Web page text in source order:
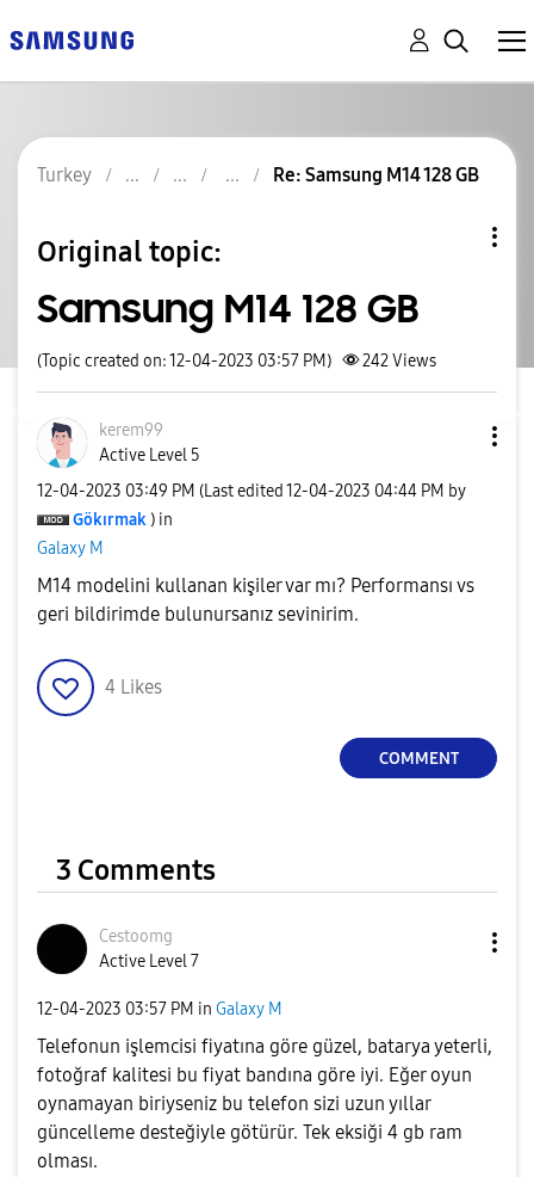
Turkey Re: Samsung M14 128 GB
Original topic:
Samsung M14 128 GB
(Topic created on: 12-04-2023 03:57 PM) 242Views
kerem99
Active Level 5
‎12-04-2023 03:49 PM (Last edited ‎12-04-2023 04:44 PM by
Gökırmak ) in
Galaxy M
M14 modelini kullanan kişiler var mı? Performansı vs
geri bildirimde bulunursanız sevinirim.
4 Likes
COMMENT
3 Comments
Cestoomg
Active Level 7
‎12-04-2023 03:57 PM in Galaxy M
Telefonun işlemcisi fiyatına göre güzel, batarya yeterli,
fotoğraf kalitesi bu fiyat bandına göre iyi. Eğer oyun
oynamayan biriyseniz bu telefon sizi uzun yıllar
güncelleme desteğiyle götürür. Tek eksiği 4 gb ram
olması.